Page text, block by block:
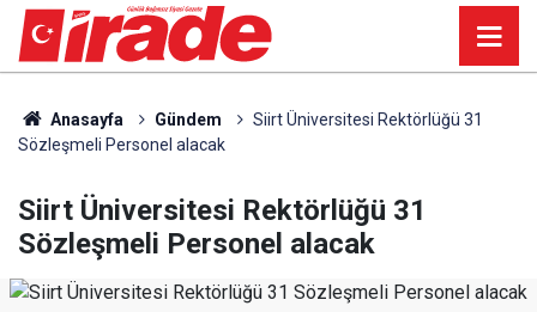
Anasayfa Gündem
Siirt Üniversitesi Rektörlüğü 31
Sözleşmeli Personel alacak
Siirt Üniversitesi Rektörlüğü 31
Sözleşmeli Personel alacak